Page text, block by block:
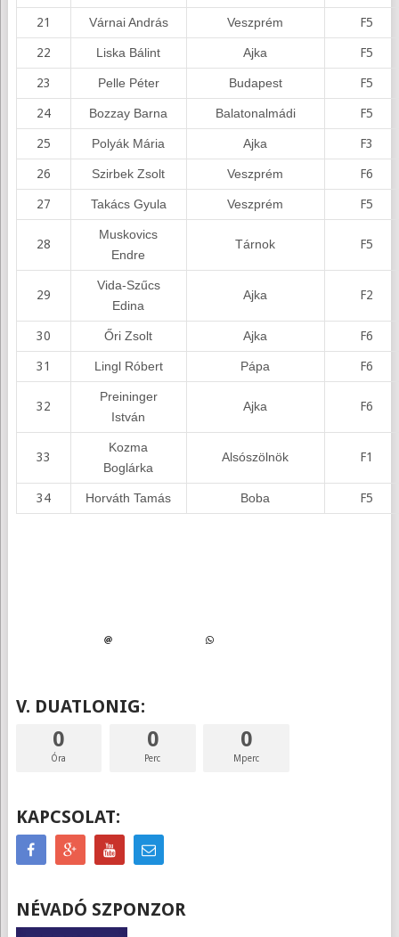
21 Várnai András Veszprém F5
22 Liska Bálint Ajka F5
23 Pelle Péter Budapest F5
24 Bozzay Barna Balatonalmádi F5
25 Polyák Mária Ajka F3
26 Szirbek Zsolt Veszprém F6
27 Takács Gyula Veszprém F5
28
Muskovics
Endre
Tárnok F5
29
Vida-Szűcs
Edina
Ajka F2
30 Őri Zsolt Ajka F6
31 Lingl Róbert Pápa F6
32
Preininger
István
Ajka F6
33
Kozma
Boglárka
Alsószölnök F1
34 Horváth Tamás Boba F5
V. DUATLONIG:
0
Óra
0
Perc
0
Mperc
KAPCSOLAT:
NÉVADÓ SZPONZOR